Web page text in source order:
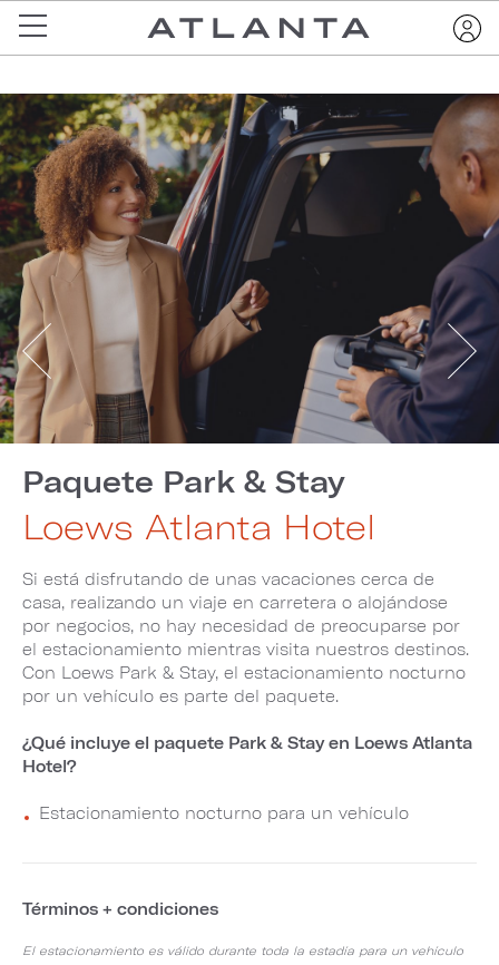
Paquete Park & Stay
Loews Atlanta Hotel
Si está disfrutando de unas vacaciones cerca de
casa, realizando un viaje en carretera o alojándose
por negocios, no hay necesidad de preocuparse por
el estacionamiento mientras visita nuestros destinos.
Con Loews Park & Stay, el estacionamiento nocturno
por un vehículo es parte del paquete.
¿Qué incluye el paquete Park & Stay en Loews Atlanta
Hotel?
Estacionamiento nocturno para un vehículo
Términos + condiciones
El estacionamiento es válido durante toda la estadía para un vehículo